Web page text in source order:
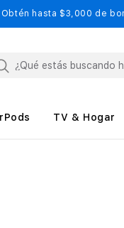
Obtén hasta $3,000 de
TV & Hogar